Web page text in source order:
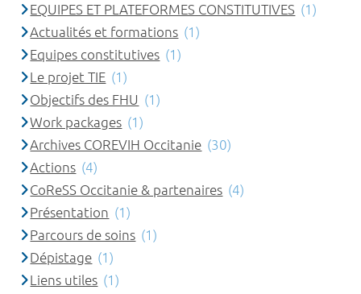
EQUIPES ET PLATEFORMES CONSTITUTIVES (1)
Actualités et formations (1)
Equipes constitutives (1)
Le projet TIE (1)
Objectifs des FHU (1)
Work packages (1)
Archives COREVIH Occitanie (30)
Actions (4)
CoReSS Occitanie & partenaires (4)
Présentation (1)
Parcours de soins (1)
Dépistage (1)
Liens utiles (1)